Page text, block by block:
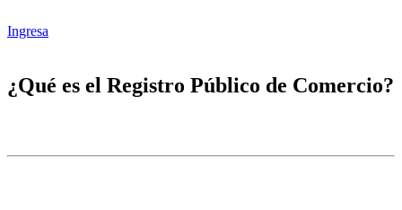
Ingresa
¿Qué es el Registro Público de Comercio?